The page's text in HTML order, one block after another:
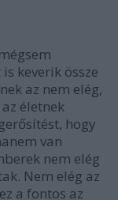
keverik össze
az nem elég,
életnek
hogy
van
nem elég
Nem elég az
a fontos az